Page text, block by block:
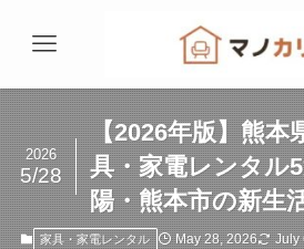
【2026年版】熊本
具・家電レンタル
陽・熊本市の新生
2026
5/28
家具・家電レンタル May 28, 2026 July